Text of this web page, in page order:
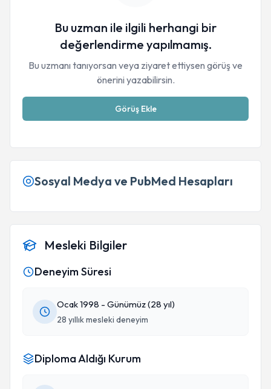
Bu uzman ile ilgili herhangi bir
değerlendirme yapılmamış.
Bu uzmanı tanıyorsan veya ziyaret ettiysen görüş ve
önerini yazabilirsin.
Görüş Ekle
Sosyal Medya ve PubMed Hesapları
Mesleki Bilgiler
Deneyim Süresi
Ocak 1998 - Günümüz (28 yıl)
28 yıllık mesleki deneyim
Diploma Aldığı Kurum